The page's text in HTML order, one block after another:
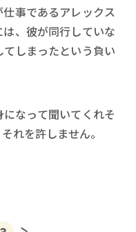
事であるアレックス
、彼が同行していな
しまったという負い
なって聞いてくれそ
れを許しません。